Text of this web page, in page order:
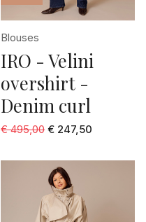
Blouses
IRO - Velini
overshirt -
Denim curl
€ 495,00 € 247,50